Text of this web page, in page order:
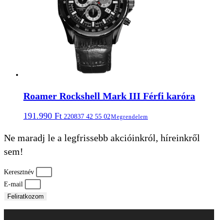
Roamer Rockshell Mark III Férfi karóra
191.990 Ft 220837 42 55 02Megrendelem
Ne maradj le a legfrissebb akcióinkról, híreinkről
sem!
Keresztnév
E-mail
Feliratkozom